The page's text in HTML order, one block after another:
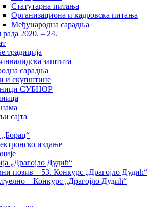
Статутарна питања
Организациона и кадровска питања
Међународна сарадња
2020. – 24.
традиција
заштита
сарадња
и скупштине
СУБНОР
сајта
издање
„Драгојло Дудић“
позив – 53. Конкурс „Драгојло Дудић“
– Конкурс „Драгојло Дудић“